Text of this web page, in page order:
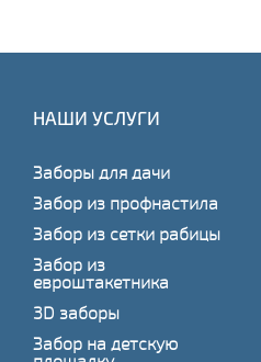
НАШИ УСЛУГИ
Заборы для дачи
Забор из профнастила
Забор из сетки рабицы
Забор из
евроштакетника
3D заборы
Забор на детскую